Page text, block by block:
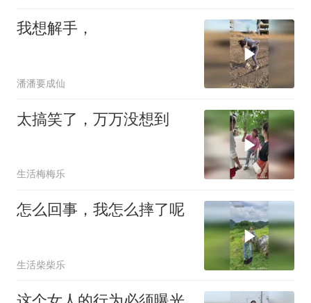
我想解手，
潘潘要成仙
太搞笑了，万万没想到
生活梅梅乐
怎么回事，我怎么摔了呢
生活柴柴乐